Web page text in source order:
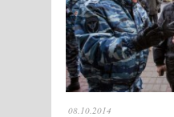
08.10.2014